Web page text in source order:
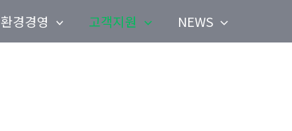
환경경영 고객지원 NEWS